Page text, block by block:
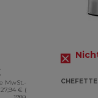
MwSt.-
€ (
CHEFETTE